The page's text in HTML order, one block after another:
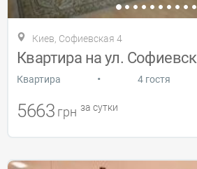
Киев, Софиевская 4
Квартира на ул.
Квартира • 4 гостя
5663 грн за сутки